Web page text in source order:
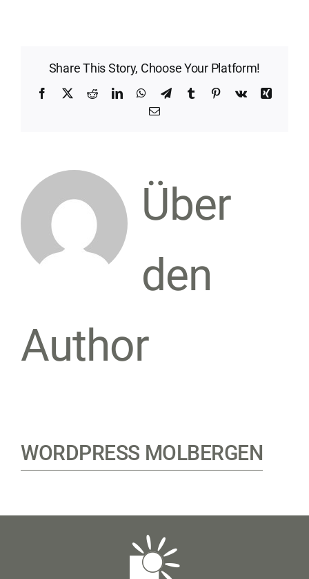
Share This Story, Choose Your Platform!
Facebook
X RedditLinkedInWhatsApp
TelegramTumblr Pinterest
Vk
Xing
E-
Über
den
Author
WORDPRESS MOLBERGEN